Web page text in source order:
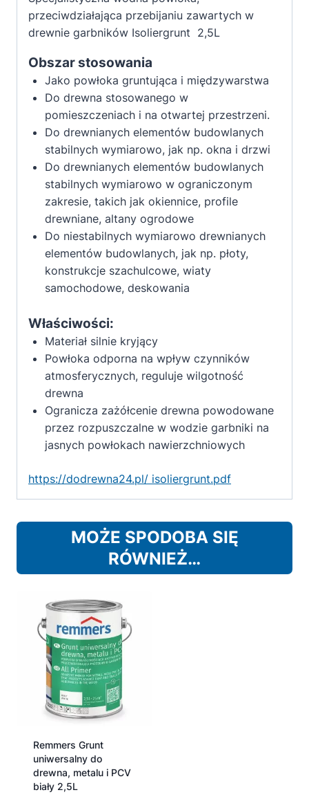
kryjącą
2,5Lprzeciwdziałająca przebijaniu zawartych w
drewnie garbników Isoliergrunt 2,5L
Obszar stosowania
Jako powłoka gruntująca i międzywarstwa
Do drewna stosowanego w
pomieszczeniach i na otwartej przestrzeni.
Do drewnianych elementów budowlanych
stabilnych wymiarowo, jak np. okna i drzwi
Do drewnianych elementów budowlanych
stabilnych wymiarowo w ograniczonym
zakresie, takich jak okiennice, profile
drewniane, altany ogrodowe
Do niestabilnych wymiarowo drewnianych
elementów budowlanych, jak np. płoty,
konstrukcje szachulcowe, wiaty
samochodowe, deskowania
Właściwości:
Materiał silnie kryjący
Powłoka odporna na wpływ czynników
atmosferycznych, reguluje wilgotność
drewna
Ogranicza zażółcenie drewna powodowane
przez rozpuszczalne w wodzie garbniki na
jasnych powłokach nawierzchniowych
https://dodrewna24.pl/ isoliergrunt.pdf
MOŻE SPODOBA SIĘ
RÓWNIEŻ…
Remmers Grunt
uniwersalny do
drewna, metalu i PCV
biały 2,5L